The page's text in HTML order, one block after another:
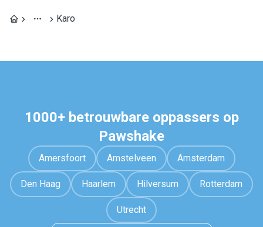
Karo
1000+ betrouwbare oppassers op
Pawshake
Amersfoort Amstelveen Amsterdam
Den Haag Haarlem Hilversum Rotterdam
Utrecht